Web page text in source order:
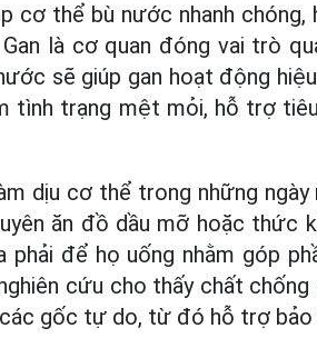
cơ thể bù nước nhanh
là cơ quan đóng vai trò
sẽ giúp gan hoạt động
tình trạng mệt mỏi, hỗ trợ
dịu cơ thể trong những
ăn đồ dầu mỡ hoặc thức
để họ uống nhằm góp
cứu cho thấy chất
gốc tự do, từ đó hỗ trợ